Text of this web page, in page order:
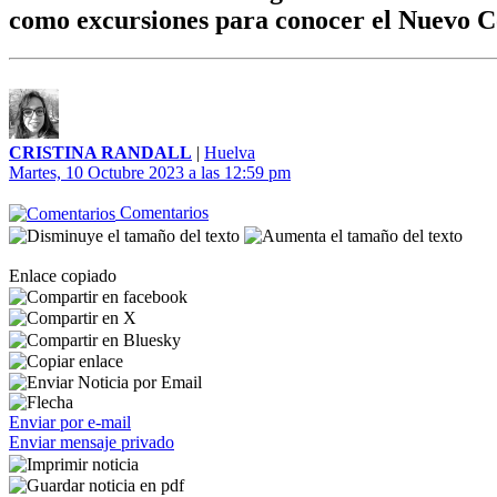
como excursiones para conocer el Nuevo
CRISTINA RANDALL | Huelva
Martes, 10 Octubre 2023 a las 12:59 pm
Comentarios
Enlace copiado
Enviar por e-mail
Enviar mensaje privado